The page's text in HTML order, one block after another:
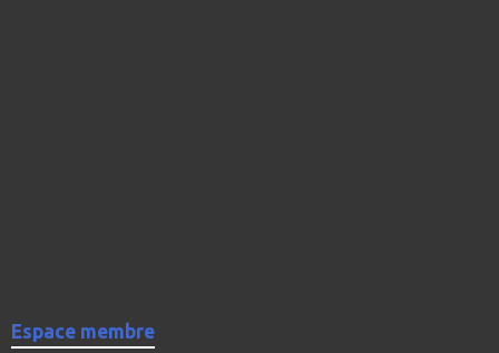
Espace membre